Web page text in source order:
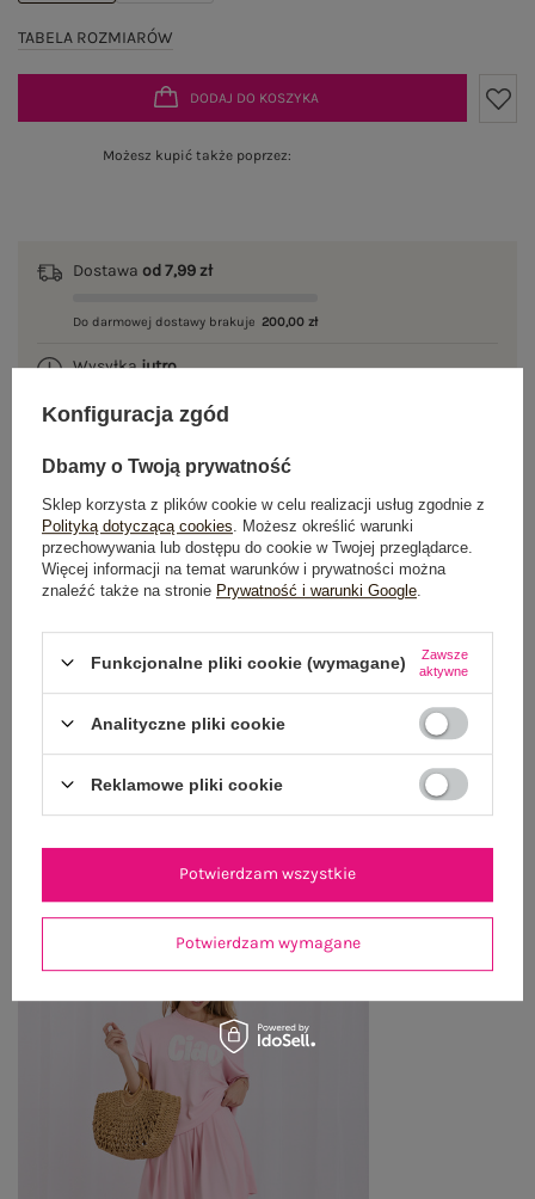
TABELA ROZMIARÓW
DODAJ DO KOSZYKA
Możesz kupić także poprzez:
Dostawa od 7,99 zł
Do darmowej dostawy brakuje 200,00 zł
Wysyłkajutro
100 dni na zwrot
OPIS PRODUKTU
GŁÓWNE PARAMETRY
OPINIE O PRODUKCIE (6)
WYSYŁKA I DOSTAWA
OSTATNIO OGLĄDANE
Konfiguracja zgód
Dbamy o Twoją prywatność
Sklep korzysta z plików cookie w celu realizacji usług zgodnie z
Polityką dotyczącą cookies . Możesz określić warunki
przechowywania lub dostępu do cookie w Twojej przeglądarce.
Więcej informacji na temat warunków i prywatności można
znaleźć także na stronie Prywatność i warunki Google
Funkcjonalne pliki cookie (wymagane)
Zawsze
aktywne
Analityczne pliki cookie
Reklamowe pliki cookie
Potwierdzam wymagane
Potwierdzam wszystkie